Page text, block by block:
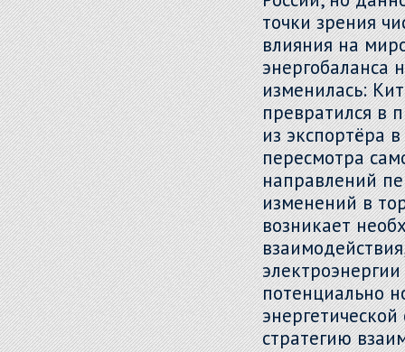
точки зрения
влияния на
энергобаланса
изменилась:
превратился в
из экспортёра
пересмотра
направлений
изменений в
возникает
потенциально
стратегию